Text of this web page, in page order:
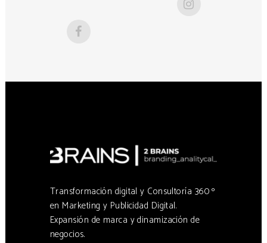
Transformación digital y Consultoría 360 º
en Marketing y Publicidad Digital.
Expansión de marca y dinamización de
negocios.